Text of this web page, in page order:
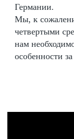
Германии.
Мы, к
четвертыми
нам
особенности